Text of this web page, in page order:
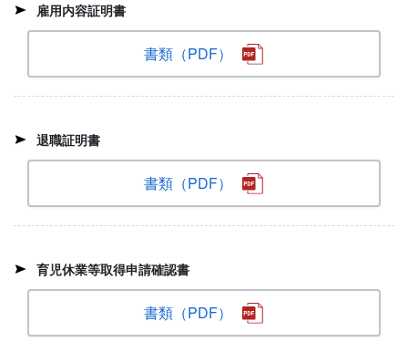
雇用内容証明書
書類（PDF）
退職証明書
書類（PDF）
育児休業等取得申請確認書
書類（PDF）